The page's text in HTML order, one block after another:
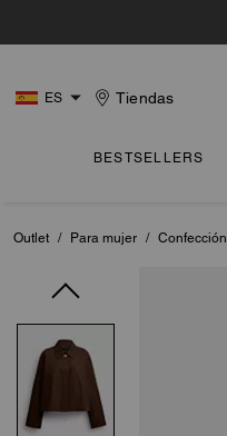
ES Tiendas
BESTSELLERS
Outlet / Para mujer / Confección